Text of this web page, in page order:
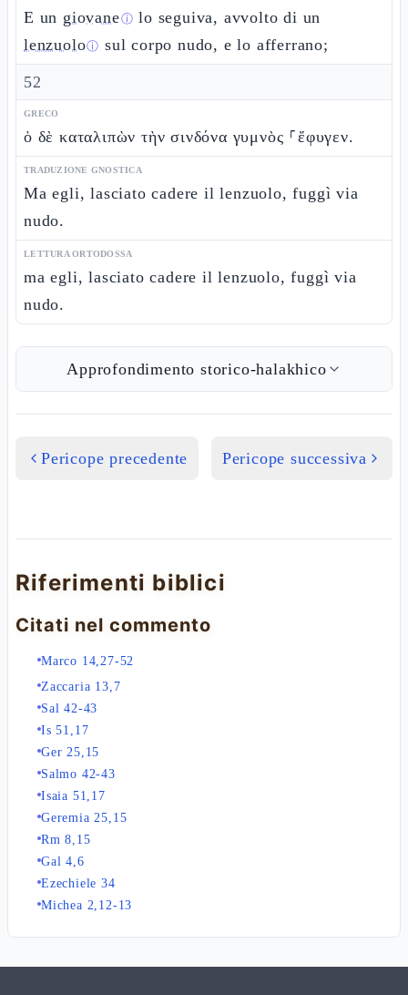
E un giovaneⓘ lo seguiva, avvolto di un
lenzuoloⓘ sul corpo nudo, e lo afferrano;
52
GRECO
ὁ δὲ καταλιπὼν τὴν σινδόνα γυμνὸς ⸀ἔφυγεν.
TRADUZIONE GNOSTICA
Ma egli, lasciato cadere il lenzuolo, fuggì via
nudo.
LETTURA ORTODOSSA
ma egli, lasciato cadere il lenzuolo, fuggì via
nudo.
Approfondimento storico-halakhico
Pericope precedente Pericope successiva
Riferimenti biblici
Citati nel commento
Marco 14,27-52
Zaccaria 13,7
Sal 42-43
Is 51,17
Ger 25,15
Salmo 42-43
Isaia 51,17
Geremia 25,15
Rm 8,15
Gal 4,6
Ezechiele 34
Michea 2,12-13